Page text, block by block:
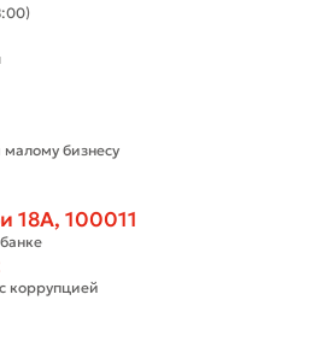
для заполнения
Отправить
бизнесу
18А, 100011
коррупцией